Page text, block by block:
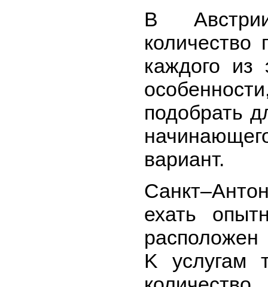
В
количество
каждого из
подобрать
вариант.
ехать
K услугам